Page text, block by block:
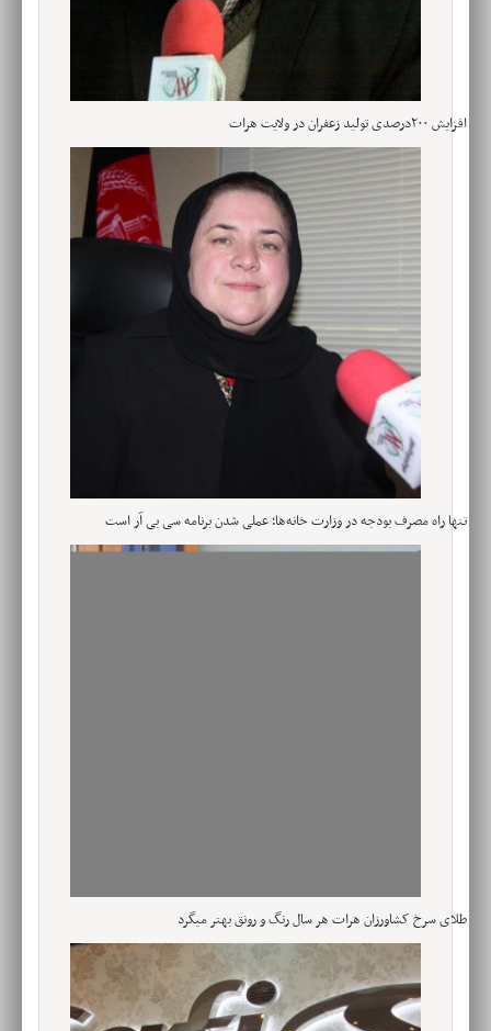
افزایش ۲۰۰درصدی تولید زعفران در ولایت هرات
تنها راه مصرف بودجه در وزارت خانه‌ها؛ عملی شدن برنامه سی بی آر است
طلای سرخ کشاورزان هرات هر سال رنگ و رونق بهتر میگرد